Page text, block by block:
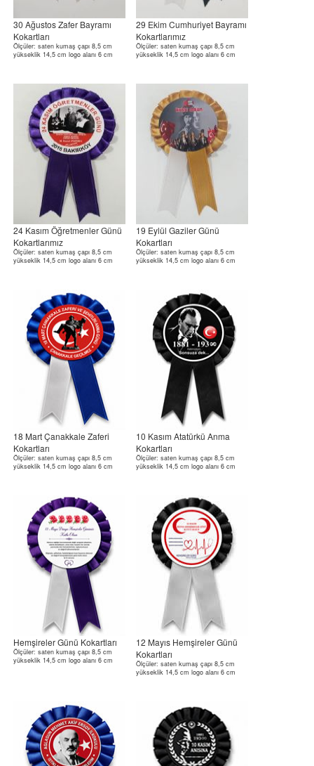
30 Ağustos Zafer Bayramı
Kokartları
Ölçüler: saten kumaş çapı 8,5 cm
yükseklik 14,5 cm logo alanı 6 cm
29 Ekim Cumhuriyet Bayramı
Kokartlarımız
Ölçüler: saten kumaş çapı 8,5 cm
yükseklik 14,5 cm logo alanı 6 cm
24 Kasım Öğretmenler Günü
Kokartlarımız
Ölçüler: saten kumaş çapı 8,5 cm
yükseklik 14,5 cm logo alanı 6 cm
19 Eylül Gaziler Günü
Kokartları
Ölçüler: saten kumaş çapı 8,5 cm
yükseklik 14,5 cm logo alanı 6 cm
18 Mart Çanakkale Zaferi
Kokartları
Ölçüler: saten kumaş çapı 8,5 cm
yükseklik 14,5 cm logo alanı 6 cm
10 Kasım Atatürkü Anma
Kokartları
Ölçüler: saten kumaş çapı 8,5 cm
yükseklik 14,5 cm logo alanı 6 cm
Hemşireler Günü Kokartları
Ölçüler: saten kumaş çapı 8,5 cm
yükseklik 14,5 cm logo alanı 6 cm
12 Mayıs Hemşireler Günü
Kokartları
Ölçüler: saten kumaş çapı 8,5 cm
yükseklik 14,5 cm logo alanı 6 cm